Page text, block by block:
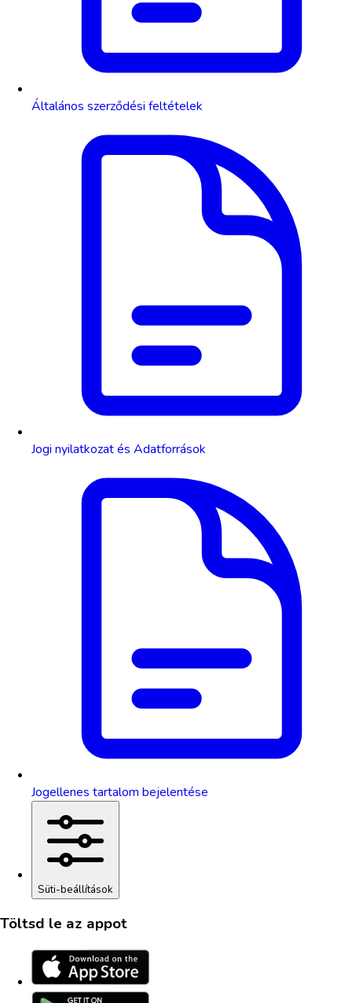
Általános szerződési feltételek
Jogi nyilatkozat és Adatforrások
Jogellenes tartalom bejelentése
Süti-beállítások
Töltsd le az appot